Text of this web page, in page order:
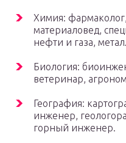
Химия:
материаловед,
нефти и газа,
Биология:
ветеринар,
География:
инженер,
горный инженер.